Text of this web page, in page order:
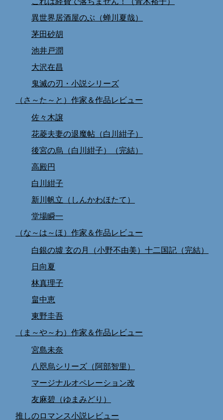
異世界居酒屋のぶ（蝉川夏哉）
茅田砂胡
池井戸潤
大沢在昌
鬼滅の刃・小説シリーズ
（さ～た～と）作家＆作品レビュー
佐々木譲
花菱夫妻の退魔帖（白川紺子）
後宮の烏（白川紺子）（完結）
高殿円
白川紺子
新川帆立（しんかわほたて）
堂場瞬一
（な～は～ほ）作家＆作品レビュー
白銀の墟 玄の月（小野不由美）十二国記（完結）
日向夏
林真理子
畠中恵
東野圭吾
（ま～や～わ）作家＆作品レビュー
宮島未奈
八咫烏シリーズ（阿部智里）
マージナルオペレーション改
友麻碧（ゆまみどり）
推しのロマンス小説レビュー